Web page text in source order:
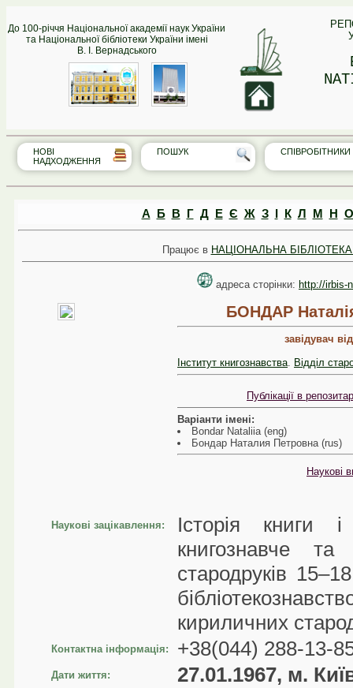
До 100-річчя Національної академії наук України
та Національної бібліотеки України імені
В. І. Вернадського
НОВІ
НАДХОДЖЕННЯ
ПОШУК СПІВРО‎БІТНИКИ
А Б В Г Д Е Є Ж З К Л М Н О
Працює в НАЦІОНАЛЬНА
адреса сторінки: http://irbis-
БОНДАР
завідувач
Інститут книгознавства
Відділ
Публікації в
Варіанти імені:
Bondar Nataliia (eng)
Бондар Наталия Петровна (rus)
Наукові
Наукові зацікавлення:
Історія книги
книгознавче та
стародруків
кириличних
Контактна інформація: +38(044) 288-13-
Дати життя: 27.01.1967, м.